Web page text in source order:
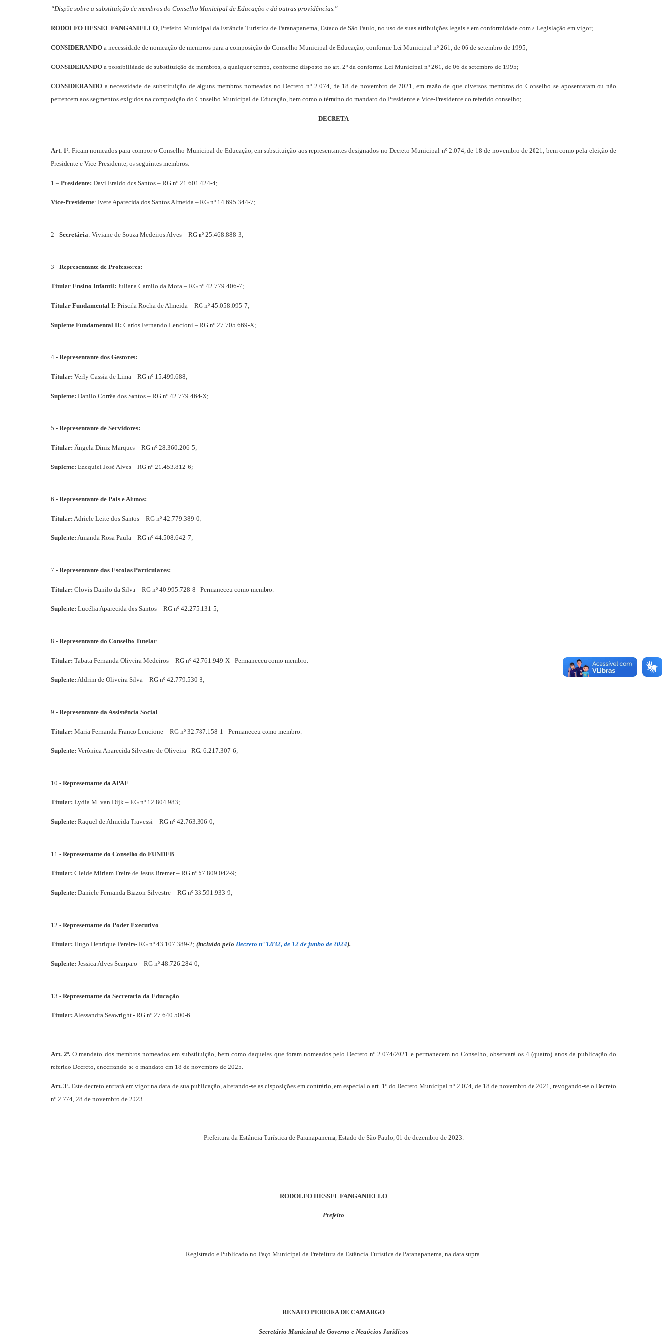
“Dispõe sobre a substituição de membros do Conselho Municipal de Educação e dá outras providências.”
RODOLFO HESSEL FANGANIELLO, Prefeito Municipal da Estância Turística de Paranapanema, Estado de São Paulo, no uso de suas atribuições legais e em conformidade com a Legislação em vigor;
CONSIDERANDO a necessidade de nomeação de membros para a composição do Conselho Municipal de Educação, conforme Lei Municipal nº 261, de 06 de setembro de 1995;
CONSIDERANDO a possibilidade de substituição de membros, a qualquer tempo, conforme disposto no art. 2º da conforme Lei Municipal nº 261, de 06 de setembro de 1995;
CONSIDERANDO a necessidade de substituição de alguns membros nomeados no Decretonº 2.074, de 18 de novembro de 2021, em razão de que diversos membros do Conselho se aposentaram ou não
pertencem aos segmentos exigidos na composição do Conselho Municipal de Educação, bem como o término do mandato do Presidente e Vice-Presidente do referido conselho;
DECRETA
Art. 1º. Ficam nomeados para compor o Conselho Municipal de Educação, em substituição aos representantes designados no Decreto Municipal nº 2.074, de 18 de novembro de 2021, bem como pela eleição de
Presidente e Vice-Presidente, os seguintes membros:
1 – Presidente: Davi Eraldo dos Santos – RG nº 21.601.424-4;
Vice-Presidente: Ivete Aparecida dos Santos Almeida – RG nº 14.695.344-7;
2 - Secretária: Viviane de Souza Medeiros Alves – RG nº 25.468.888-3;
3 - Representante de Professores:
Titular Ensino Infantil: Juliana Camilo da Mota – RG nº 42.779.406-7;
Titular Fundamental I: Priscila Rocha de Almeida – RG nº 45.058.095-7;
Suplente Fundamental II: Carlos Fernando Lencioni – RG nº 27.705.669-X;
4 - Representante dos Gestores:
Titular: Verly Cassia de Lima – RG nº 15.499.688;
Suplente: Danilo Corrêa dos Santos – RG nº 42.779.464-X;
5 - Representante de Servidores:
Titular: Ângela Diniz Marques – RG nº 28.360.206-5;
Suplente: Ezequiel José Alves – RG nº 21.453.812-6;
6 - Representante de Pais e Alunos:
Titular: Adriele Leite dos Santos – RG nº 42.779.389-0;
Suplente: Amanda Rosa Paula – RG nº 44.508.642-7;
7 - Representante das Escolas Particulares:
Titular: Clovis Danilo da Silva – RG nº 40.995.728-8 - Permaneceu como membro.
Suplente: Lucélia Aparecida dos Santos – RG nº 42.275.131-5;
8 - Representante do Conselho Tutelar
Titular: Tabata Fernanda Oliveira Medeiros – RG nº 42.761.949-X - Permaneceu como membro.
Suplente: Aldrim de Oliveira Silva – RG nº 42.779.530-8;
9 - Representante da Assistência Social
Titular: Maria Fernanda Franco Lencione – RG nº 32.787.158-1 - Permaneceu como membro.
Suplente: Verônica Aparecida Silvestre de Oliveira - RG: 6.217.307-6;
10 - Representante da APAE
Titular: Lydia M. van Dijk – RG nº 12.804.983;
Suplente: Raquel de Almeida Travessi – RG nº 42.763.306-0;
11 - Representante do Conselho do FUNDEB
Titular: Cleide Miriam Freire de Jesus Bremer – RG nº 57.809.042-9;
Suplente: Daniele Fernanda Biazon Silvestre – RG nº 33.591.933-9;
12 - Representante do Poder Executivo
Titular: Hugo Henrique Pereira- RG nº 43.107.389-2; (incluído pelo Decreto nº 3.032, de 12 de junho de 2024).
Suplente: Jessica Alves Scarparo – RG nº 48.726.284-0;
13 - Representante da Secretaria da Educação
Titular: Alessandra Seawright - RG nº 27.640.500-6.
Art. 2º.O mandato dos membros nomeados em substituição, bem como daqueles que foram nomeados pelo Decreto nº 2.074/2021 e permanecem no Conselho, observará os 4 (quatro) anos da publicação do
referido Decreto, encerrando-se o mandato em 18 de novembro de 2025.
Art. 3º.Este decreto entrará em vigor na data de sua publicação, alterando-se as disposições em contrário, em especial o art. 1º do DecretoMunicipal nº 2.074, de 18 de novembro de 2021, revogando-se o Decreto
nº 2.774, 28 de novembro de 2023.
Prefeitura da Estância Turística de Paranapanema, Estado de São Paulo, 01 de dezembro de 2023.
RODOLFO HESSEL FANGANIELLO
Prefeito
Registrado e Publicado no Paço Municipal da Prefeitura da Estância Turística de Paranapanema, na data supra.
RENATO PEREIRA DE CAMARGO
Secretário Municipal de Governo e Negócios Jurídicos